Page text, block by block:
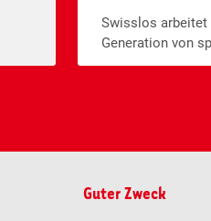
Swisslos arbeitet
Generation von
Guter Zweck